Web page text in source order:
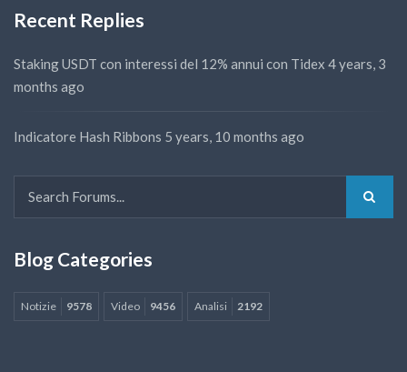
Recent Replies
Staking USDT con interessi del 12% annui con Tidex 4 years, 3
months ago
Indicatore Hash Ribbons 5 years, 10 months ago
Blog Categories
Notizie 9578 Video 9456 Analisi 2192